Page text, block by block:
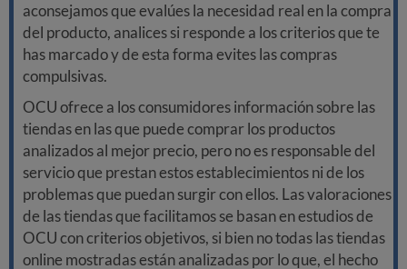
aconsejamos que evalúes la necesidad real en la compra
del producto, analices si responde a los criterios que te
has marcado y de esta forma evites las compras
compulsivas.
OCU ofrece a los consumidores información sobre las
tiendas en las que puede comprar los productos
analizados al mejor precio, pero no es responsable del
servicio que prestan estos establecimientos ni de los
problemas que puedan surgir con ellos. Las valoraciones
de las tiendas que facilitamos se basan en estudios de
OCU con criterios objetivos, si bien no todas las tiendas
online mostradas están analizadas por lo que, el hecho